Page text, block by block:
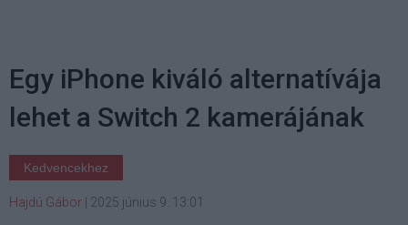
Egy iPhone kiváló alternatívája
lehet a Switch 2 kamerájának
Kedvencekhez
Hajdú Gábor 2025 június 9. 13:01